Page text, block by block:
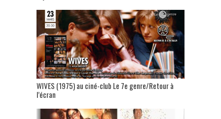
WIVES (1975) au ciné-club Le 7e genre/Retour à
l’écran